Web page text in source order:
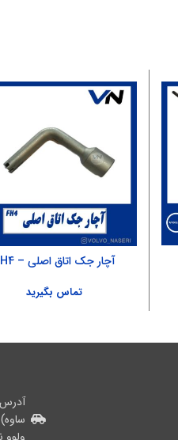
آچار جک اتاق اصلی – FH4
تماس بگیرید